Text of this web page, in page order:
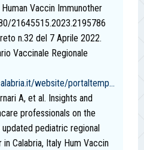
Vaccin Immunother
21645515.2023.2195786
n.32 del 7 Aprile 2022.
Vaccinale Regionale
website/portaltemp...
A, et al. Insights and
professionals on the
pediatric regional
in Calabria, Italy Hum Vaccin